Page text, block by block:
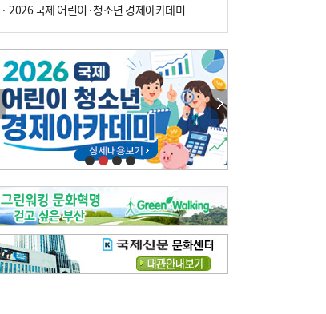
의령 한우산 털중나리
한 손 뉴스[전체보기]
시민이 개발한 폭염 대응 앱 ‘그늘로’ 길안내 지도 등 인기
골목 맛집 발굴 고메 셀렉션…부산시, 페스티벌 시월 연계
오늘의 날씨-[전체보기]
오늘의 날씨- 2026년 8월 7일
오늘의 날씨- 2026년 8월 6일
우리 결혼해요-[전체보기]
우리 결혼해요- 김홍윤·정세빈 커플
· 2026 국제 어린이·청소년 경제아카데미